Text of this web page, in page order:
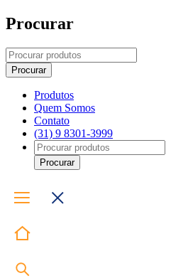
Procurar
Produtos
Quem Somos
Contato
(31) 9 8301-3999